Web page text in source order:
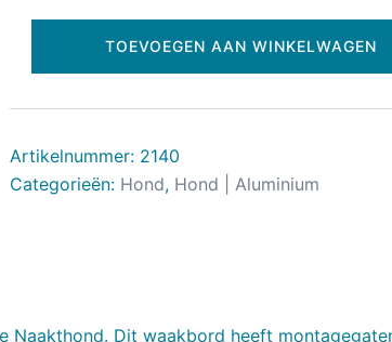
TOEVOEGEN AAN WINKELWAGEN
Artikelnummer: 2140
Categorieën: Hond, Hond | Aluminium
Naakthond. Dit waakbord heeft